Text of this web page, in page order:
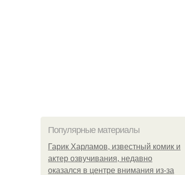
Популярные материалы
Гарик Харламов, известный комик и
актер озвучивания, недавно
оказался в центре внимания из-за